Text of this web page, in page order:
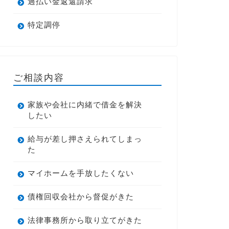
特定調停
ご相談内容
家族や会社に内緒で借金を解決
したい
給与が差し押さえられてしまっ
た
マイホームを手放したくない
債権回収会社から督促がきた
法律事務所から取り立てがきた